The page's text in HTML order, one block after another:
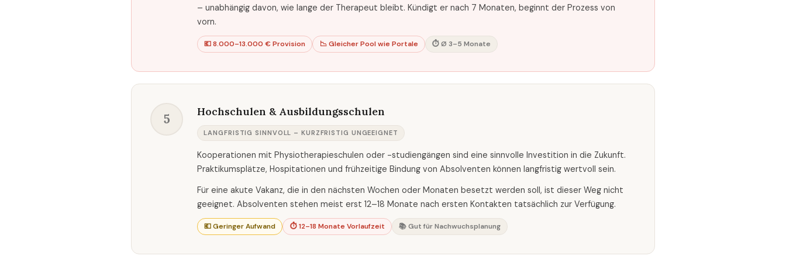
– unabhängig davon, wie lange der Therapeut bleibt. Kündigt er nach 7 Monaten, beginnt der Prozess von
vorn.
💶 8.000–13.000 € Provision 📉 Gleicher Pool wie Portale ⏱ Ø 3–5 Monate
5 Hochschulen & Ausbildungsschulen
LANGFRISTIG SINNVOLL – KURZFRISTIG UNGEEIGNET
Kooperationen mit Physiotherapieschulen oder -studiengängen sind eine sinnvolle Investition in die Zukunft.
Praktikumsplätze, Hospitationen und frühzeitige Bindung von Absolventen können langfristig wertvoll sein.
Für eine akute Vakanz, die in den nächsten Wochen oder Monaten besetzt werden soll, ist dieser Weg nicht
geeignet. Absolventen stehen meist erst 12–18 Monate nach ersten Kontakten tatsächlich zur Verfügung.
💶 Geringer Aufwand ⏱ 12–18 Monate Vorlaufzeit 📚 Gut für Nachwuchsplanung